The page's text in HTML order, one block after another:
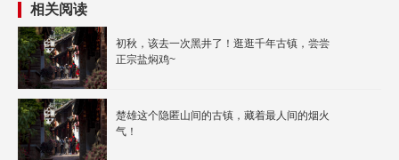
相关阅读
初秋，该去一次黑井了！逛逛千年古镇，尝尝
正宗盐焖鸡~
楚雄这个隐匿山间的古镇，藏着最人间的烟火
气！